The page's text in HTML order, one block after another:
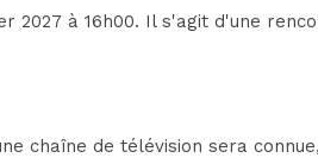
2027 à 16h00. Il s'agit d'une
chaîne de télévision sera